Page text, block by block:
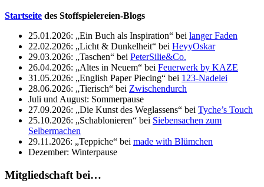
Startseite des Stoffspielereien-Blogs
25.01.2026: „Ein Buch als Inspiration“ bei langer Faden
22.02.2026: „Licht & Dunkelheit“ bei HeyyOskar
29.03.2026: „Taschen“ bei PeterSilie&Co.
26.04.2026: „Altes in Neuem“ bei Feuerwerk by KAZE
31.05.2026: „English Paper Piecing“ bei 123-Nadelei
28.06.2026: „Tierisch“ bei Zwischendurch
Juli und August: Sommerpause
27.09.2026: „Die Kunst des Weglassens“ bei Tyche’s Touch
25.10.2026: „Schablonieren“ bei Siebensachen zum
Selbermachen
29.11.2026: „Teppiche“ bei made with Blümchen
Dezember: Winterpause
Mitgliedschaft bei…